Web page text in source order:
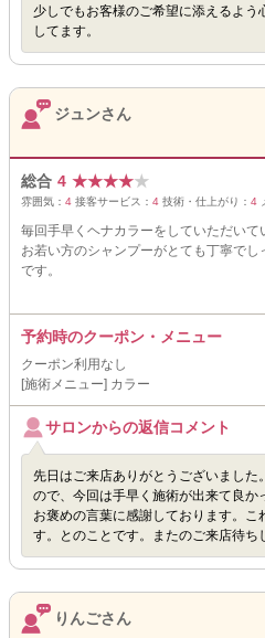
少しでもお客様のご希望に添えるよ
してます。
ジュンさん
総合 4 ★★★★★
雰囲気： 4 接客サービス： 4 技術・仕上がり： 4
毎回手早くヘナカラーをしていただいて
お若い方のシャンプーがとても丁寧で
です。
予約時のクーポン・メニュー
クーポン利用なし
[施術メニュー] カラー
サロンからの返信コメント
先日はご来店ありがとうございました
ので、今回は手早く施術が出来て良か
お褒めの言葉に感謝しております。こ
す。とのことです。またのご来店待ち
りんごさん